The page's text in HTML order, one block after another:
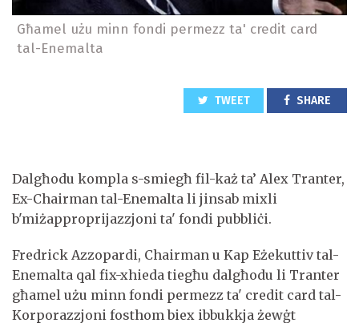
Għamel użu minn fondi permezz ta' credit card
tal-Enemalta
TWEET SHARE
Dalgħodu kompla s-smiegħ fil-każ ta’ Alex Tranter,
Ex-Chairman tal-Enemalta li jinsab mixli
b'miżapproprijazzjoni ta' fondi pubbliċi.
Fredrick Azzopardi, Chairman u Kap Eżekuttiv tal-
Enemalta qal fix-xhieda tiegħu dalgħodu li Tranter
għamel użu minn fondi permezz ta' credit card tal-
Korporazzjoni fosthom biex ibbukkja żewġt